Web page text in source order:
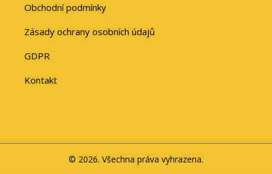
Obchodní podmínky
Zásady ochrany osobních údajů
GDPR
Kontakt
© 2026. Všechna práva vyhrazena.